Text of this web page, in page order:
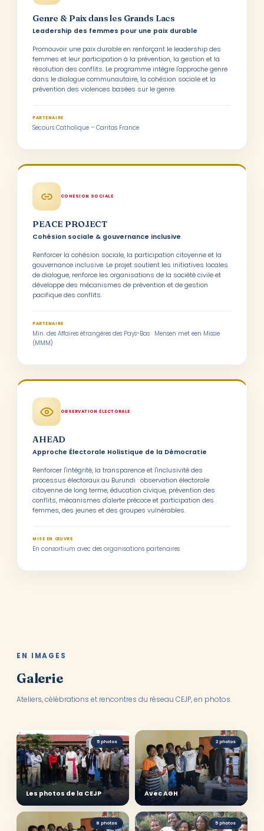
Genre & Paix dans les Grands Lacs
Leadership des femmes pour une paix durable
Promouvoir une paix durable en renforçant le leadership des
femmes et leur participation à la prévention, la gestion et la
résolution des conflits. Le programme intègre l'approche genre
dans le dialogue communautaire, la cohésion sociale et la
prévention des violences basées sur le genre.
PARTENAIRE
Secours Catholique – Caritas France
COHÉSION SOCIALE
PEACE PROJECT
Cohésion sociale & gouvernance inclusive
Renforcer la cohésion sociale, la participation citoyenne et la
gouvernance inclusive. Le projet soutient les initiatives locales
de dialogue, renforce les organisations de la société civile et
développe des mécanismes de prévention et de gestion
pacifique des conflits.
PARTENAIRE
Min. des Affaires étrangères des Pays-Bas · Mensen met een Missie
(MMM)
OBSERVATION ÉLECTORALE
AHEAD
Approche Électorale Holistique de la Démocratie
Renforcer l'intégrité, la transparence et l'inclusivité des
processus électoraux au Burundi : observation électorale
citoyenne de long terme, éducation civique, prévention des
conflits, mécanismes d'alerte précoce et participation des
femmes, des jeunes et des groupes vulnérables.
MISE EN ŒUVRE
En consortium avec des organisations partenaires
EN IMAGES
Galerie
Ateliers, célébrations et rencontres du réseau CEJP, en photos.
5 photos
Les photos de la CEJP
2 photos
Avec AGH
8 photos 5 photos